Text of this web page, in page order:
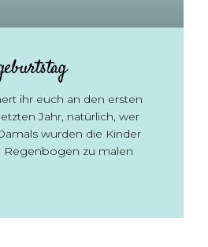
ihr euch an den ersten
Jahr, natürlich, wer
wurden die Kinder
zu malen